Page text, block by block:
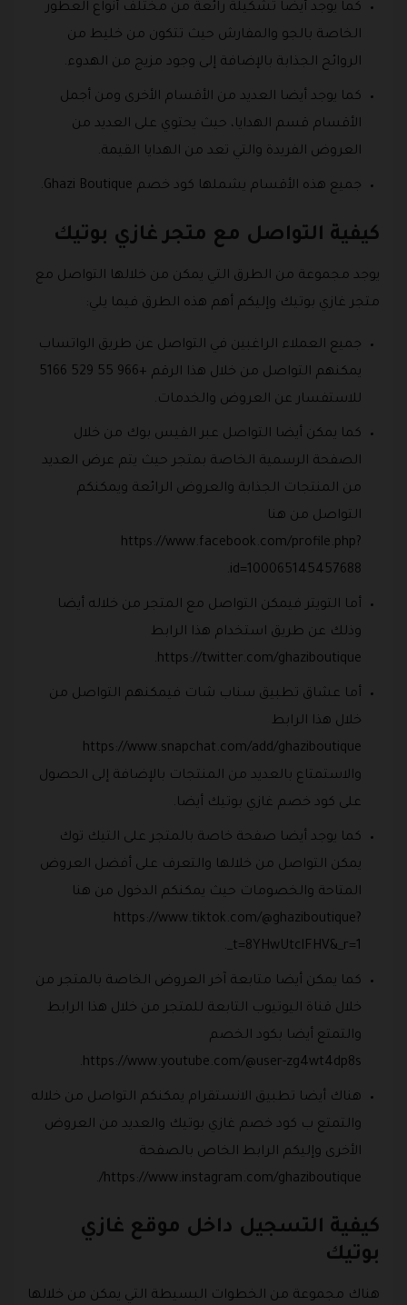
كما يوجد أيضا تشكيلة رائعة من مختلف أنواع العطور
الخاصة بالجو والمفارش حيث تتكون من خليط من
الروائح الجذابة بالإضافة إلى وجود مزيج من الهدوء.
كما يوجد أيضا العديد من الأقسام الأخرى ومن أجمل
الأقسام قسم الهدايا، حيث يحتوي على العديد من
العروض الفريدة والتي تعد من الهدايا القيمة.
جميع هذه الأقسام يشملها كود خصم Ghazi Boutique.
كيفية التواصل مع متجر غازي بوتيك
يوجد مجموعة من الطرق التي يمكن من خلالها التواصل مع
متجر غازي بوتيك وإليكم أهم هذه الطرق فيما يلي:
جميع العملاء الراغبين في التواصل عن طريق الواتساب
يمكنهم التواصل من خلال هذا الرقم +966 55 529 5166
للاستفسار عن العروض والخدمات.
كما يمكن أيضا التواصل عبر الفيس بوك من خلال
الصفحة الرسمية الخاصة بمتجر حيث يتم عرض العديد
من المنتجات الجذابة والعروض الرائعة ويمكنكم
التواصل من هنا
https://www.facebook.com/profile.php?
id=100065145457688.
أما التويتر فيمكن التواصل مع المتجر من خلاله أيضا
وذلك عن طريق استخدام هذا الرابط
https://twitter.com/ghaziboutique.
أما عشاق تطبيق سناب شات فيمكنهم التواصل من
خلال هذا الرابط
https://www.snapchat.com/add/ghaziboutique
والاستمتاع بالعديد من المنتجات بالإضافة إلى الحصول
على كود خصم غازي بوتيك أيضا.
كما يوجد أيضا صفحة خاصة بالمتجر على التيك توك
يمكن التواصل من خلالها والتعرف على أفضل العروض
المتاحة والخصومات حيث يمكنكم الدخول من هنا
https://www.tiktok.com/@ghaziboutique?
_t=8YHwUtclFHV&_r=1.
كما يمكن أيضا متابعة آخر العروض الخاصة بالمتجر من
خلال قناة اليوتيوب التابعة للمتجر من خلال هذا الرابط
والتمتع أيضا بكود الخصم
https://www.youtube.com/@user-zg4wt4dp8s.
هناك أيضا تطبيق الانستقرام يمكنكم التواصل من خلاله
والتمتع ب كود خصم غازي بوتيك والعديد من العروض
الأخرى وإليكم الرابط الخاص بالصفحة
https://www.instagram.com/ghaziboutique/.
كيفية التسجيل داخل موقع غازي
بوتيك
هناك مجموعة من الخطوات البسيطة التي يمكن من خلالها